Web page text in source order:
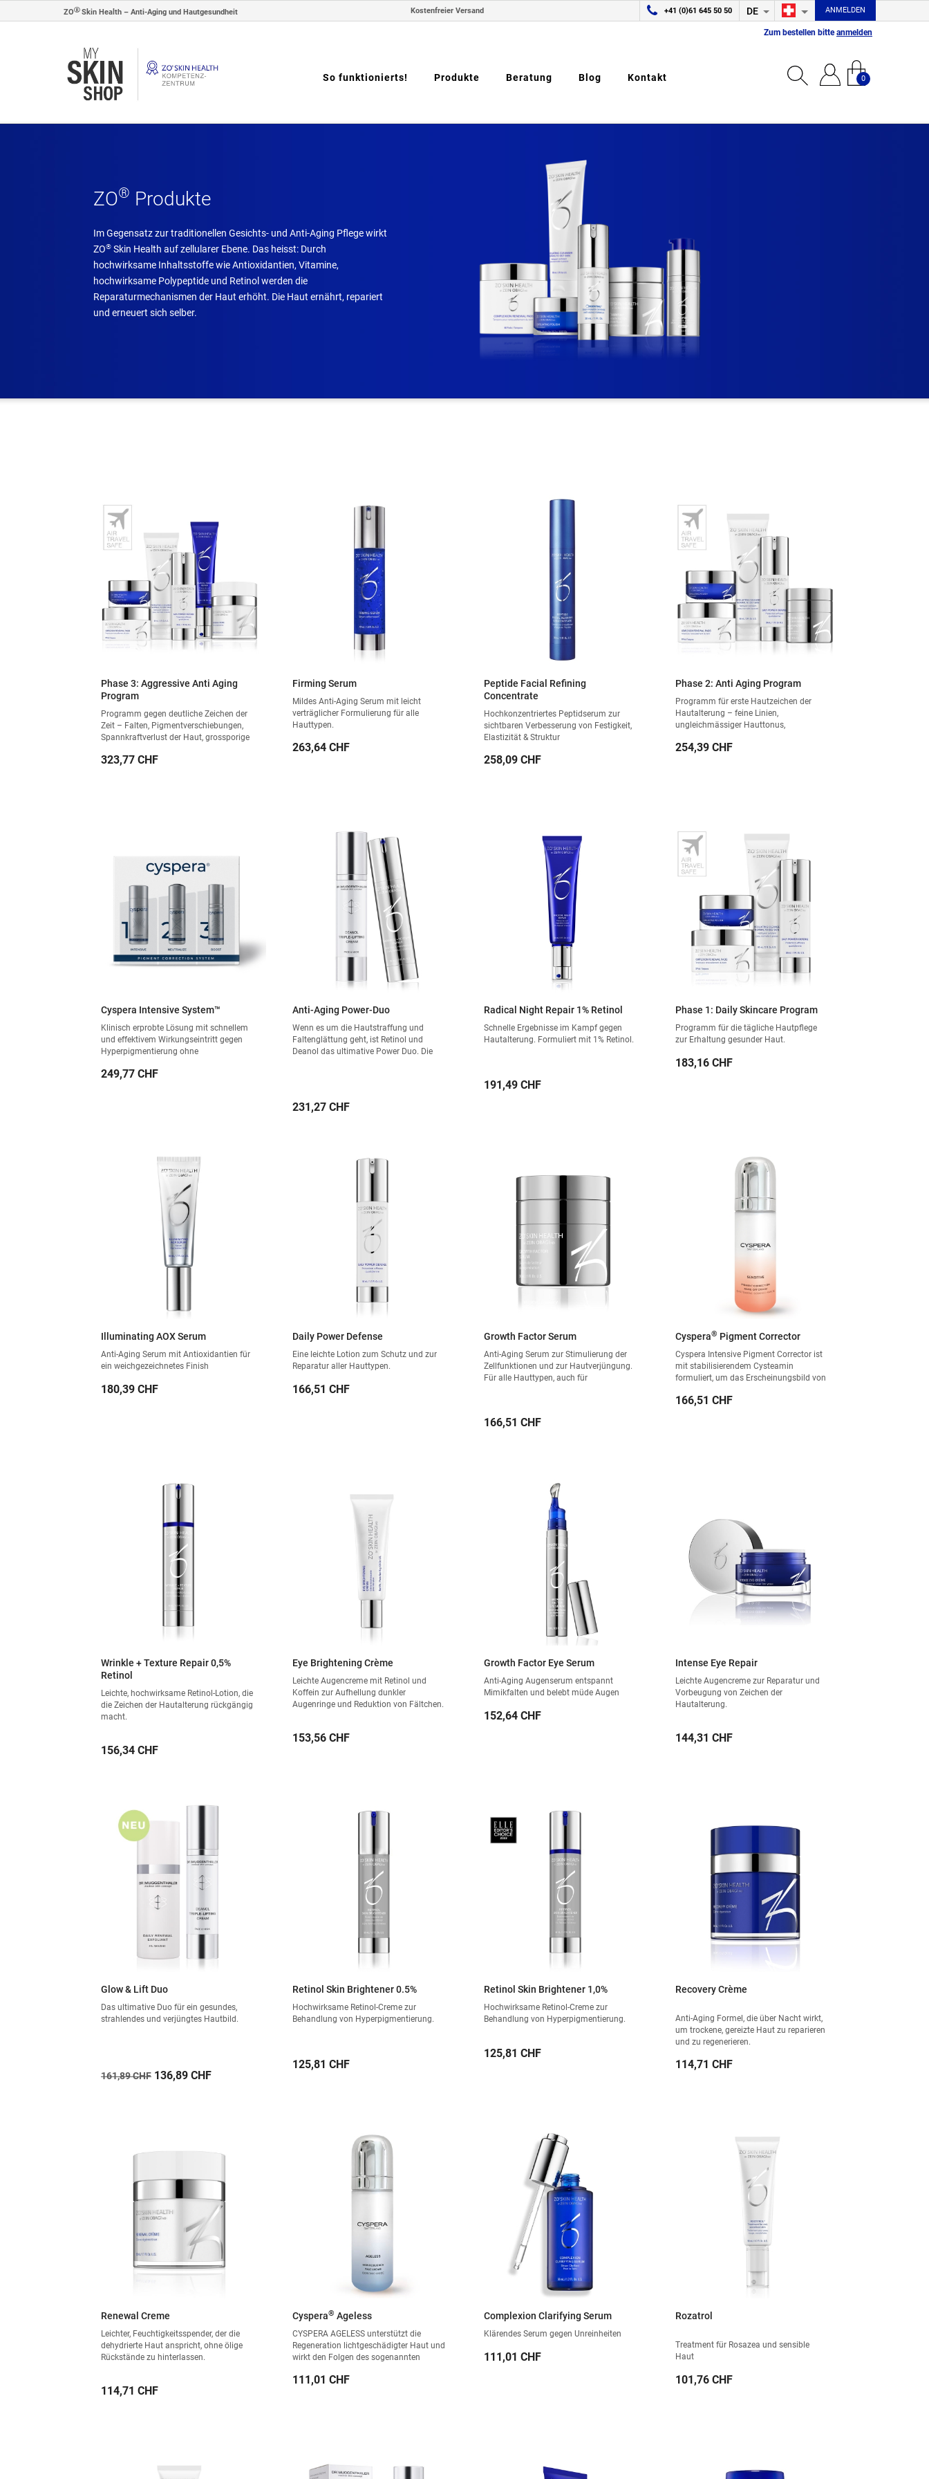
ZO Skin Health – Anti-Aging und Hautgesundheit Kostenfreier Versand ANMELDEN
Zum bestellen bitteanmelden
DE
+41 (0)61 645 50 50
So funktionierts! Produkte Beratung Blog Kontakt 0
ZO® Produkte
Im Gegensatz zur traditionellen Gesichts- und Anti-Aging Pflege wirkt
ZO®Skin Health auf zellularer Ebene. Das heisst: Durch
hochwirksame Inhaltsstoffe wie Antioxidantien, Vitamine,
hochwirksame Polypeptide und Retinol werden die
Reparaturmechanismen der Haut erhöht. Die Haut ernährt, repariert
und erneuert sich selber.
Phase 3: Aggressive Anti Aging
Program
Programm gegen deutliche Zeichen der
Zeit – Falten, Pigmentverschiebungen,
Spannkraftverlust der Haut, grossporige
Preis
323,77 CHF
Firming Serum
Mildes Anti-Aging Serum mit leicht
verträglicher Formulierung für alle
Hauttypen.
Preis
263,64 CHF
Peptide Facial Refining
Concentrate
Hochkonzentriertes Peptidserum zur
sichtbaren Verbesserung von Festigkeit,
Elastizität & Struktur
Preis
258,09 CHF
Phase 2: Anti Aging Program
Programm für erste Hautzeichen der
Hautalterung – feine Linien,
ungleichmässiger Hauttonus,
Preis
254,39 CHF
Cyspera Intensive System™
Klinisch erprobte Lösung mit schnellem
und effektivem Wirkungseintritt gegen
Hyperpigmentierung ohne
Hydrochinon.
Preis
249,77 CHF
Anti-Aging Power-Duo
Wenn es um die Hautstraffung und
Faltenglättung geht, ist Retinol und
Deanol das ultimative Power Duo. Die
Preis
231,27 CHF
Radical Night Repair 1% Retinol
Schnelle Ergebnisse im Kampf gegen
Hautalterung. Formuliert mit 1% Retinol.
Preis
191,49 CHF
Phase 1: Daily Skincare Program
Programm für die tägliche Hautpflege
zur Erhaltung gesunder Haut.
Preis
183,16 CHF
Illuminating AOX Serum
Anti-Aging Serum mit Antioxidantien für
ein weichgezeichnetes Finish
Preis
180,39 CHF
Daily Power Defense
Eine leichte Lotion zum Schutz und zur
Reparatur aller Hauttypen.
Preis
166,51 CHF
Growth Factor Serum
Anti-Aging Serum zur Stimulierung der
Zellfunktionen und zur Hautverjüngung.
Für alle Hauttypen, auch für
Preis
166,51 CHF
Cyspera® Pigment Corrector
Cyspera Intensive Pigment Corrector ist
mit stabilisierendem Cysteamin
formuliert, um das Erscheinungsbild von
bekämpfen.
Preis
166,51 CHF
Wrinkle + Texture Repair 0,5%
Retinol
Leichte, hochwirksame Retinol-Lotion, die
die Zeichen der Hautalterung rückgängig
macht.
Preis
156,34 CHF
Eye Brightening Crème
Leichte Augencreme mit Retinol und
Koffein zur Aufhellung dunkler
Augenringe und Reduktion von Fältchen.
Preis
153,56 CHF
Growth Factor Eye Serum
Anti-Aging Augenserum entspannt
Mimikfalten und belebt müde Augen
Preis
152,64 CHF
Intense Eye Repair
Leichte Augencreme zur Reparatur und
Vorbeugung von Zeichen der
Hautalterung.
Preis
144,31 CHF
Glow & Lift Duo
Das ultimative Duo für ein gesundes,
strahlendes und verjüngtes Hautbild.
Verkaufspreis
161,89 CHF Preis
136,89 CHF
Retinol Skin Brightener 0.5%
Hochwirksame Retinol-Creme zur
Behandlung von Hyperpigmentierung.
Preis
125,81 CHF
Retinol Skin Brightener 1,0%
Hochwirksame Retinol-Creme zur
Behandlung von Hyperpigmentierung.
Preis
125,81 CHF
Recovery Crème
Anti-Aging Formel, die über Nacht wirkt,
um trockene, gereizte Haut zu reparieren
und zu regenerieren.
Preis
114,71 CHF
Renewal Creme
Leichter, Feuchtigkeitsspender, der die
dehydrierte Haut anspricht, ohne ölige
Rückstände zu hinterlassen.
Preis
114,71 CHF
Cyspera® Ageless
CYSPERA AGELESS unterstützt die
Regeneration lichtgeschädigter Haut und
wirkt den Folgen des sogenannten
altersbedingte Entzündungsprozesse der
Preis
111,01 CHF
Complexion Clarifying Serum
Klärendes Serum gegen Unreinheiten
Preis
111,01 CHF
Rozatrol
Treatment für Rosazea und sensible
Haut
Preis
101,76 CHF